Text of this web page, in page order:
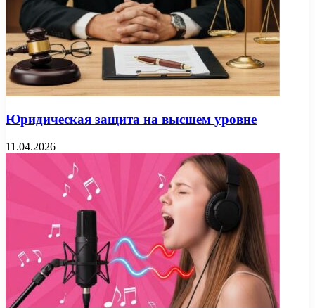
Юридическая защита на высшем уровне
11.04.2026